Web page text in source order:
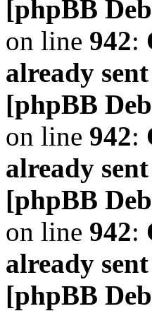
[phpBB
on line 942:
already
[phpBB
on line 942:
already
[phpBB
on line 942:
already
[phpBB